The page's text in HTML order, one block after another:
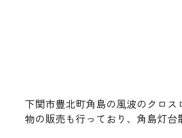
下関市豊北町角島の風波のクロ
物の販売も行っており、角島灯台